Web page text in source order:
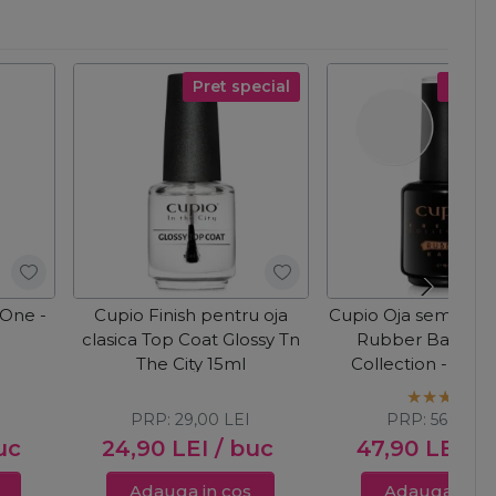
-
Pret special
Cupio Finish pentru oja
clasica Top Coat Glossy Tn
The City 15ml
24,90 LEI / buc
PRP:29,00 LEI
Adauga in cos
Cupio Oja
Rubber Base
Collection -
47,90 LEI
PRP:56,00
Adauga in